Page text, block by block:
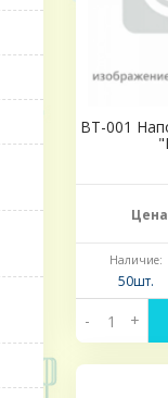
BT-001
Наличие:
50шт.
- +